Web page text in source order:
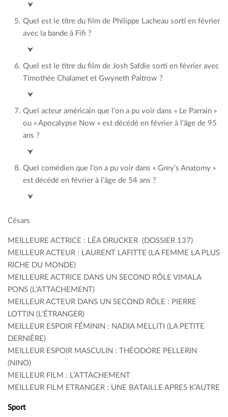
⮟
Quel est le titre du film de Philippe Lacheau sorti en février
avec la bande à Fifi ?
Marsupilami
⮟
Quel est le titre du film de Josh Safdie sorti en février avec
Timothée Chalamet et Gwyneth Paltrow ?
Marty supreme
⮟
Quel acteur américain que l’on a pu voir dans « Le Parrain »
ou « Apocalypse Now » est décédé en février à l’âge de 95
ans ?
Robert Duval
⮟
Quel comédien que l’on a pu voir dans « Grey’s Anatomy »
est décédé en février à l’âge de 54 ans ?
Eric Dane
⮟
Césars
MEILLEURE ACTRICE : LÉA DRUCKER (DOSSIER 137)
MEILLEUR ACTEUR : LAURENT LAFITTE (LA FEMME LA PLUS
RICHE DU MONDE)
MEILLEURE ACTRICE DANS UN SECOND RÔLE VIMALA
PONS (L’ATTACHEMENT)
MEILLEUR ACTEUR DANS UN SECOND RÔLE : PIERRE
LOTTIN (L’ÉTRANGER)
MEILLEUR ESPOIR FÉMININ : NADIA MELLITI (LA PETITE
DERNIÈRE)
MEILLEUR ESPOIR MASCULIN : THÉODORE PELLERIN
(NINO)
MEILLEUR FILM : L’ATTACHEMENT
MEILLEUR FILM ETRANGER : UNE BATAILLE APRES K’AUTRE
Sport